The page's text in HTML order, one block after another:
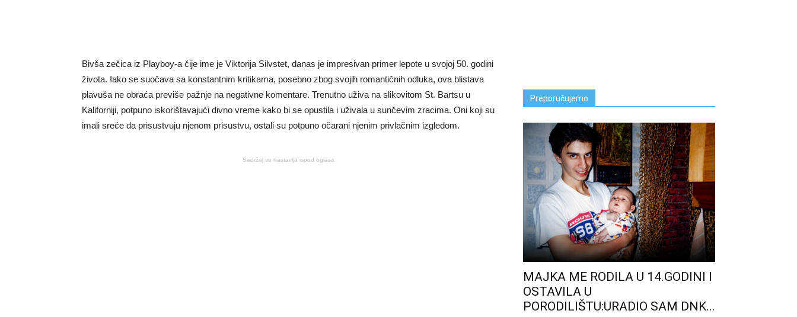
Bivša zečica iz Playboy-a čije ime je Viktorija Silvstet, danas je impresivan primer lepote u svojoj 50. godini
života. Iako se suočava sa konstantnim kritikama, posebno zbog svojih romantičnih odluka, ova blistava
plavuša ne obraća previše pažnje na negativne komentare. Trenutno uživa na slikovitom St. Bartsu u
Kaliforniji, potpuno iskorištavajući divno vreme kako bi se opustila i uživala u sunčevim zracima. Oni koji su
imali sreće da prisustvuju njenom prisustvu, ostali su potpuno očarani njenim privlačnim izgledom.
Sadržaj se nastavlja ispod oglasa
Preporučujemo
MAJKA ME RODILA U 14.GODINI I
OSTAVILA U
PORODILIŠTU:URADIO SAM DNK...